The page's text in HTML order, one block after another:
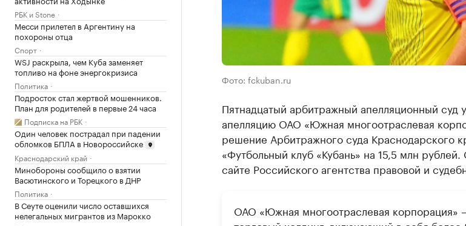
РБК и Stone
Месси прилетел в Аргентину на
похороны отца
Спорт
WSJ раскрыла, чем Куба заменяет
топливо на фоне энергокризиса
Политика
Подросток стал жертвой мошенников.
План для родителей в первые 24 часа
Подписка на РБК
Один человек пострадал при падении
обломков БПЛА в Новороссийске
Краснодарский край
Минобороны сообщило о взятии
Васютинского и Торецкого в ДНР
Политика
В Сеуте оценили число оставшихся
нелегальных мигрантов из Марокко
Фото: fckuban.ru
Пятнадцатый арбитражный апелляционный суд
апелляцию ОАО «Южная многоотраслевая
решение Арбитражного суда Краснодарского
«Футбольный клуб «Кубань» на 15,5 млн
сайте Российского агентства правовой и
ОАО «Южная многоотраслевая корпорация»